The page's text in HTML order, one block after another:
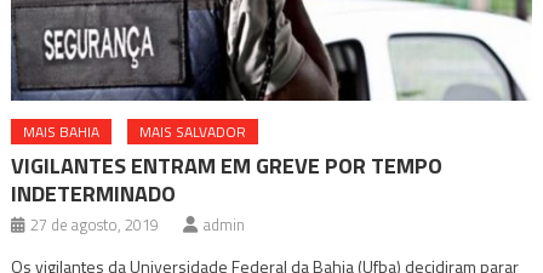
MAIS BAHIA MAIS SALVADOR
VIGILANTES ENTRAM EM GREVE POR TEMPO
INDETERMINADO
27 de agosto, 2019 admin
Os vigilantes da Universidade Federal da Bahia (Ufba) decidiram parar